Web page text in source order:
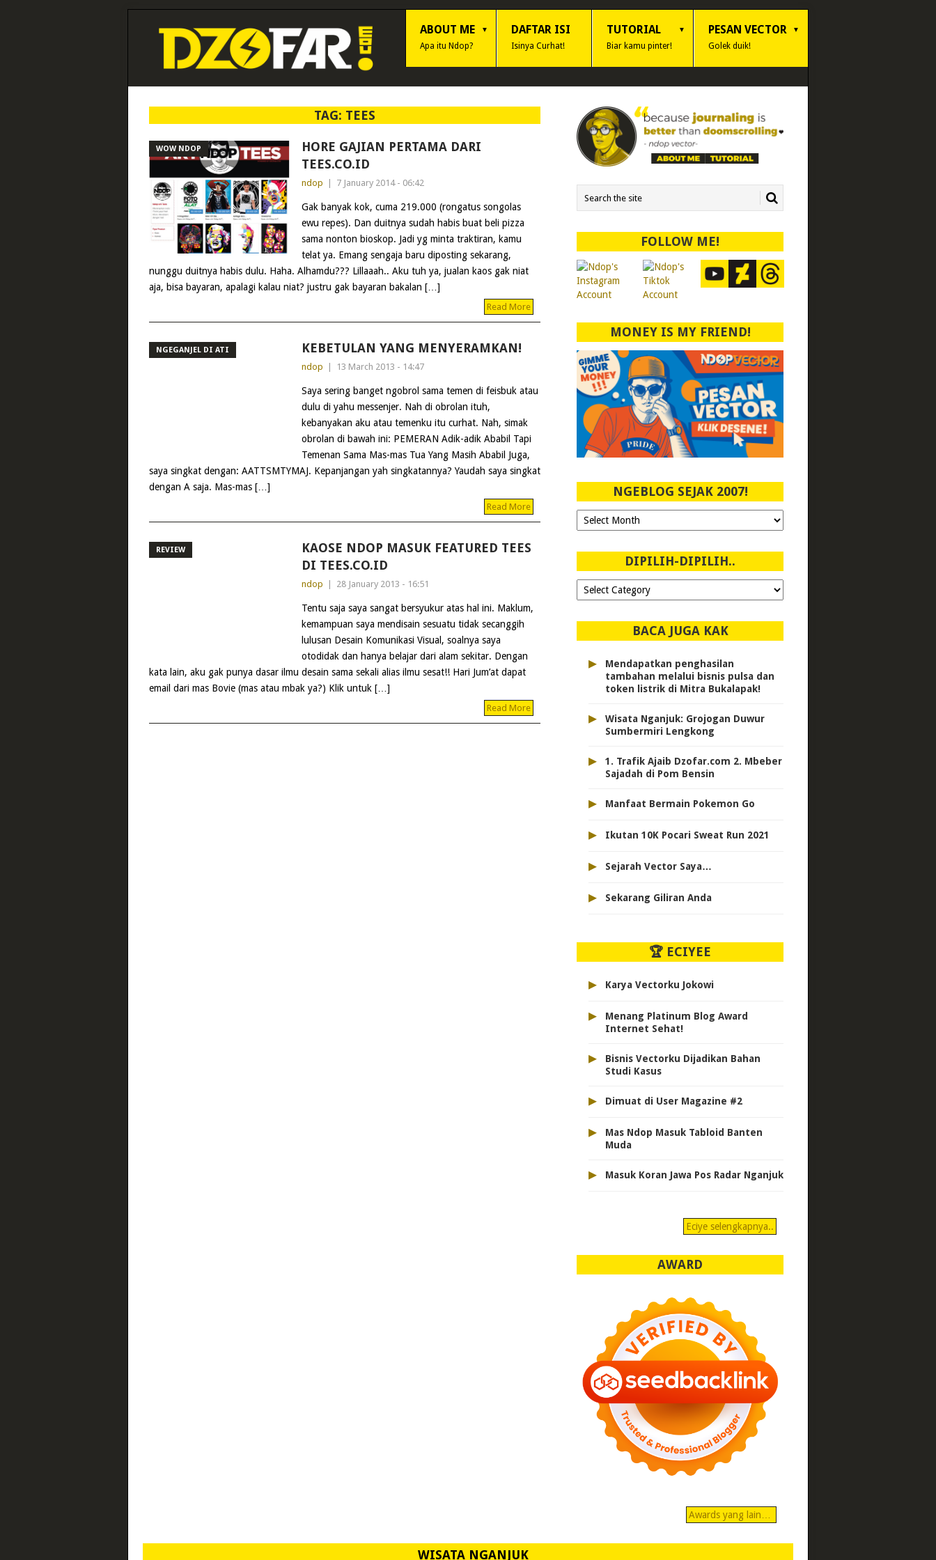
ABOUT ME
Apa itu Ndop?
DAFTAR ISI
Isinya Curhat!
TUTORIAL
Biar kamu pinter!
PESAN VECTOR
Golek duik!
TAG: TEES
WOW NDOP
HORE GAJIAN PERTAMA DARI
TEES.CO.ID
ndop 7 January 2014 - 06:42
Gak banyak kok, cuma 219.000 (rongatus songolas
ewu repes). Dan duitnya sudah habis buat beli pizza
sama nonton bioskop. Jadi yg minta traktiran, kamu
telat ya. Emang sengaja baru diposting sekarang,
nunggu duitnya habis dulu. Haha. Alhamdu??? Lillaaah.. Aku tuh ya, jualan kaos gak niat
aja, bisa bayaran, apalagi kalau niat? justru gak bayaran bakalan […]
Read More
NGEGANJEL DI ATI KEBETULAN YANG MENYERAMKAN!
ndop 13 March 2013 - 14:47
Saya sering banget ngobrol sama temen di feisbuk atau
dulu di yahu messenjer. Nah di obrolan ituh,
kebanyakan aku atau temenku itu curhat. Nah, simak
obrolan di bawah ini: PEMERAN Adik-adik Ababil Tapi
Temenan Sama Mas-mas Tua Yang Masih Ababil Juga,
saya singkat dengan: AATTSMTYMAJ. Kepanjangan yah singkatannya? Yaudah saya singkat
dengan A saja. Mas-mas […]
Read More
REVIEW
KAOSE NDOP MASUK FEATURED TEES
DI TEES.CO.ID
ndop 28 January 2013 - 16:51
Tentu saja saya sangat bersyukur atas hal ini. Maklum,
kemampuan saya mendisain sesuatu tidak secanggih
lulusan Desain Komunikasi Visual, soalnya saya
otodidak dan hanya belajar dari alam sekitar. Dengan
kata lain, aku gak punya dasar ilmu desain sama sekali alias ilmu sesat!! Hari Jum’at dapat
email dari mas Bovie (mas atau mbak ya?) Klik untuk […]
Read More
FOLLOW ME!
MONEY IS MY FRIEND!
NGEBLOG SEJAK 2007!
Ngeblog
Sejak
DIPILIH-DIPILIH..
Dipilih-
dipilih..
BACA JUGA KAK
▸
Mendapatkan penghasilan
tambahan melalui bisnis pulsa dan
token listrik di Mitra Bukalapak!
▸
Wisata Nganjuk: Grojogan Duwur
Sumbermiri Lengkong
▸
1. Trafik Ajaib Dzofar.com 2. Mbeber
Sajadah di Pom Bensin
▸ Manfaat Bermain Pokemon Go
▸ Ikutan 10K Pocari Sweat Run 2021
▸ Sejarah Vector Saya…
▸ Sekarang Giliran Anda
🏆 ECIYEE
▸ Karya Vectorku Jokowi
▸
Menang Platinum Blog Award
Internet Sehat!
▸
Bisnis Vectorku Dijadikan Bahan
Studi Kasus
▸ Dimuat di User Magazine #2
▸
Mas Ndop Masuk Tabloid Banten
Muda
▸ Masuk Koran Jawa Pos Radar Nganjuk
Eciye selengkapnya..
AWARD
Awards yang lain…
WISATA NGANJUK